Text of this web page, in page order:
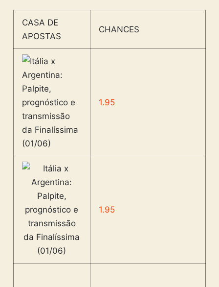
CASA DE
APOSTAS
CHANCES
1.95
1.95